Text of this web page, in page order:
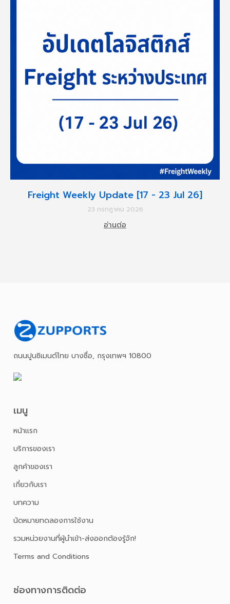
Freight Weekly Update [17 - 23 Jul 26]
23 กรกฎาคม 2026
อ่านต่อ
ถนนปูนซิเมนต์ไทย บางซื่อ, กรุงเทพฯ 10800
เมนู
หน้าเเรก
บริการของเรา
ลูกค้าของเรา
เกี่ยวกับเรา
บทความ
นัดหมายทดลองการใช้งาน
รวมหน่วยงานที่ผู้นำเข้า-ส่งออกต้องรู้จัก!
Terms and Conditions
ช่องทางการติดต่อ